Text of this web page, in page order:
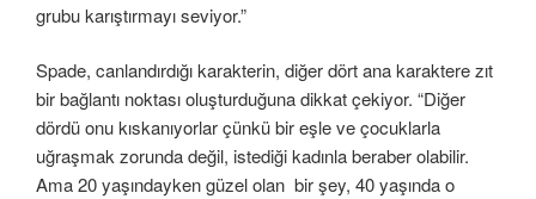
grubu karıştırmayı seviyor.”
Spade, canlandırdığı karakterin, diğer dört ana karaktere zıt
bir bağlantı noktası oluşturduğuna dikkat çekiyor. “Diğer
dördü onu kıskanıyorlar çünkü bir eşle ve çocuklarla
uğraşmak zorunda değil, istediği kadınla beraber olabilir.
Ama 20 yaşındayken güzel olan bir şey, 40 yaşında o